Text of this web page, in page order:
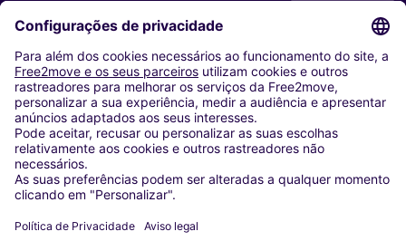
NOSSAS CIDADES
Washington DC
Milan
Rome
Turin
Vienna
Berlin
Cologne
Dusseldorf
Frankfurt
Munich